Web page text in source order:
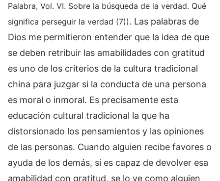
Palabra, Vol. VI. Sobre la búsqueda de la verdad. Qué
significa perseguir la verdad (7)). Las palabras de
Dios me permitieron entender que la idea de que
se deben retribuir las amabilidades con gratitud
es uno de los criterios de la cultura tradicional
china para juzgar si la conducta de una persona
es moral o inmoral. Es precisamente esta
educación cultural tradicional la que ha
distorsionado los pensamientos y las opiniones
de las personas. Cuando alguien recibe favores o
ayuda de los demás, si es capaz de devolver esa
amabilidad con gratitud, se lo ve como alguien